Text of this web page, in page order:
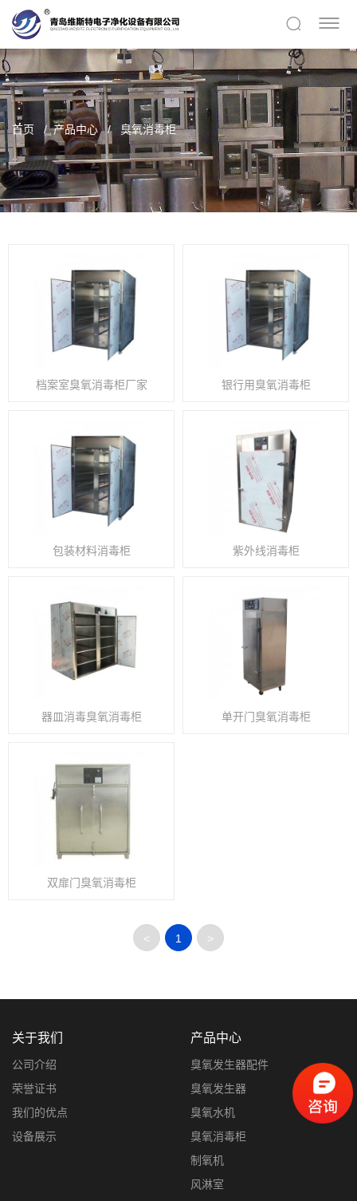
首页 产品中心 臭氧消毒柜
档案室臭氧消毒柜厂家 银行用臭氧消毒柜
包装材料消毒柜 紫外线消毒柜
器皿消毒臭氧消毒柜 单开门臭氧消毒柜
双扉门臭氧消毒柜
< 1 >
关于我们
公司介绍
荣誉证书
我们的优点
设备展示
产品中心
臭氧发生器配件
臭氧发生器
臭氧水机
臭氧消毒柜
制氧机
风淋室